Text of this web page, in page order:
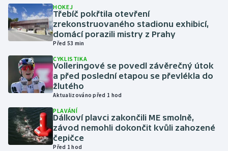
Jezdectví
Judo
Krasobruslení
Lezení
Lyže a snowboard
Moderní pětiboj
HOKEJ
Třebíč pokřtila otevření
zrekonstruovaného stadionu exhibicí,
domácí porazili mistry z Prahy
Před 53 min
CYKLISTIKA
Volleringové se povedl závěrečný útok
a před poslední etapou se převlékla do
žlutého
Aktualizováno před 1 hod
PLAVÁNÍ
Dálkoví plavci zakončili ME smolně,
závod nemohli dokončit kvůli zahozené
čepičce
Před 1 hod